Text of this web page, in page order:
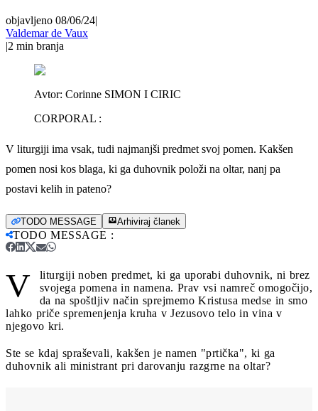
objavljeno 08/06/24|
Valdemar de Vaux
|2 min branja
Avtor: Corinne SIMON I CIRIC
CORPORAL :
V liturgiji ima vsak, tudi najmanjši predmet svoj pomen. Kakšen
pomen nosi kos blaga, ki ga duhovnik položi na oltar, nanj pa
postavi kelih in pateno?
TODO MESSAGE Arhiviraj članek
TODO MESSAGE :
V
liturgiji noben predmet, ki ga uporabi duhovnik, ni brez
svojega pomena in namena. Prav vsi namreč omogočijo,
da na spoštljiv način sprejmemo Kristusa medse in smo
lahko priče spremenjenja kruha v Jezusovo telo in vina v
njegovo kri.
Ste se kdaj spraševali, kakšen je namen "prtička", ki ga
duhovnik ali ministrant pri darovanju razgrne na oltar?